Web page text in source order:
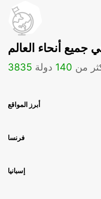
جميع أنحاء العالم
3835 من 140 دولة
أبرز المواقع
فرنسا
إسبانيا